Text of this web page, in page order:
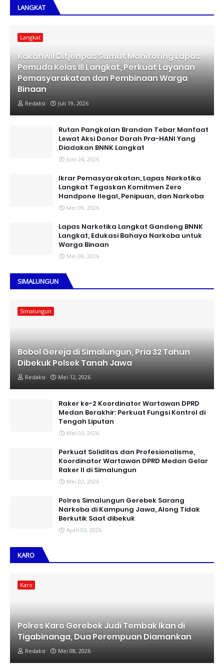
LANGKAT
Langkat
Kakanwil Ditjenpas Sumut Monitoring Lapas
Pemuda Kelas III Langkat, Perkuat Layanan
Pemasyarakatan dan Pembinaan Warga
Binaan
Redaksi Juli 19, 2026
Rutan Pangkalan Brandan Tebar Manfaat
Lewat Aksi Donor Darah Pra-HANI Yang
Diadakan BNNK Langkat
Juni 24, 2026
Ikrar Pemasyarakatan, Lapas Narkotika
Langkat Tegaskan Komitmen Zero
Handpone llegal, Penipuan, dan Narkoba
Mei 09, 2026
Lapas Narkotika Langkat Gandeng BNNK
Langkat, Edukasi Bahaya Narkoba untuk
Warga Binaan
Mei 09, 2026
SIMALUNGUN
Simalungun
Bobol Gereja di Simalungun, Pria 32 Tahun
Dibekuk Polsek Tanah Jawa
Redaksi Mei 12, 2026
Raker ke-2 Koordinator Wartawan DPRD
Medan Berakhir: Perkuat Fungsi Kontrol di
Tengah Liputan
Mei 03, 2026
Perkuat Soliditas dan Profesionalisme,
Koordinator Wartawan DPRD Medan Gelar
Raker II di Simalungun
Mei 02, 2026
Polres Simalungun Gerebek Sarang
Narkoba di Kampung Jawa, Along Tidak
Berkutik Saat dibekuk
April 05, 2026
KARO
Karo
Polres Karo Gerebek Judi Tembak Ikan di
Tigabinanga, Dua Perempuan Diamankan
Redaksi Mei 08, 2026